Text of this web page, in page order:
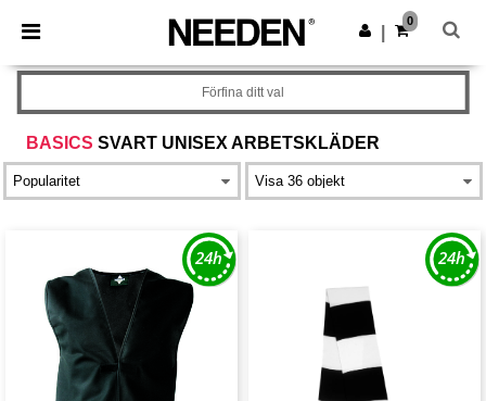
× Needen-app
Bättre priser i appen!
Hämta app
0
BASICS SVART UNISEX ARBETSKLÄDER
Förfina ditt val